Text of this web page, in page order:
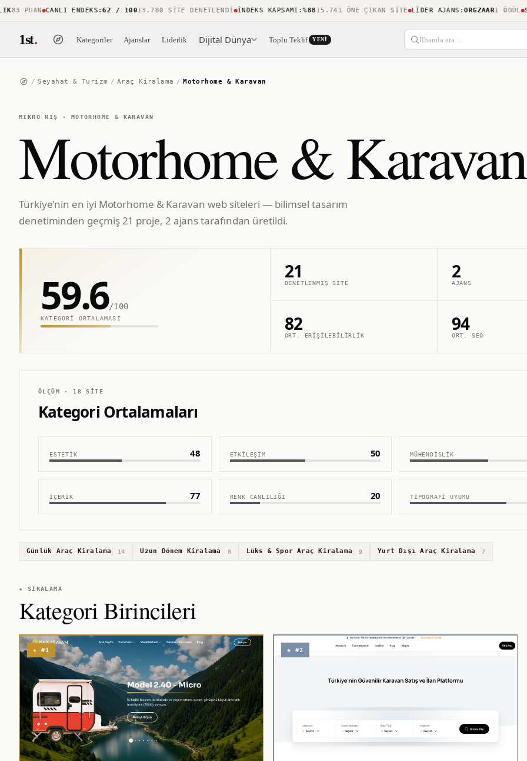
PUAN CANLI ENDEKS:62 / 100 13.780 SITE DENETLENDI İNDEKS KAPSAMI:%8815.741 ÖNE ÇIKAN SITE LIDER AJANS:ORGZAAR1 ÖDÜL
1st. Kategoriler Ajanslar Liderlik Dijital Dünya Toplu Teklif YENI İlhamla ara…
/ Seyahat & Turizm / Araç Kiralama / Motorhome & Karavan
MIKRO NIŞ · MOTORHOME & KARAVAN
Motorhome & Karavan
Türkiye'nin en iyi Motorhome & Karavan web siteleri — bilimsel tasarım
denetiminden geçmiş 21 proje, 2 ajans tarafından üretildi.
59.6/100
KATEGORI ORTALAMASI
21
DENETLENMIŞ SITE
2
AJANS
82
ORT. ERIŞILEBILIRLIK
94
ORT. SEO
ÖLÇÜM · 18 SITE
Kategori Ortalamaları
ESTETIK 48 ETKILEŞIM 50 MÜHENDISLIK
İÇERIK 77 RENK CANLILIĞI 20 TIPOGRAFI UYUMU
Günlük Araç Kiralama 14 Uzun Dönem Kiralama 8 Lüks & Spor Araç Kiralama 9 Yurt Dışı Araç Kiralama 7
★ SIRALAMA
Kategori Birincileri
★ #1 ◈ #2